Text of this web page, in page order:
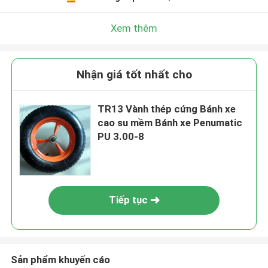
Xem thêm
Nhận giá tốt nhất cho
TR13 Vành thép cứng Bánh xe
cao su mềm Bánh xe Penumatic
PU 3.00-8
Tiếp tục
Sản phẩm khuyến cáo